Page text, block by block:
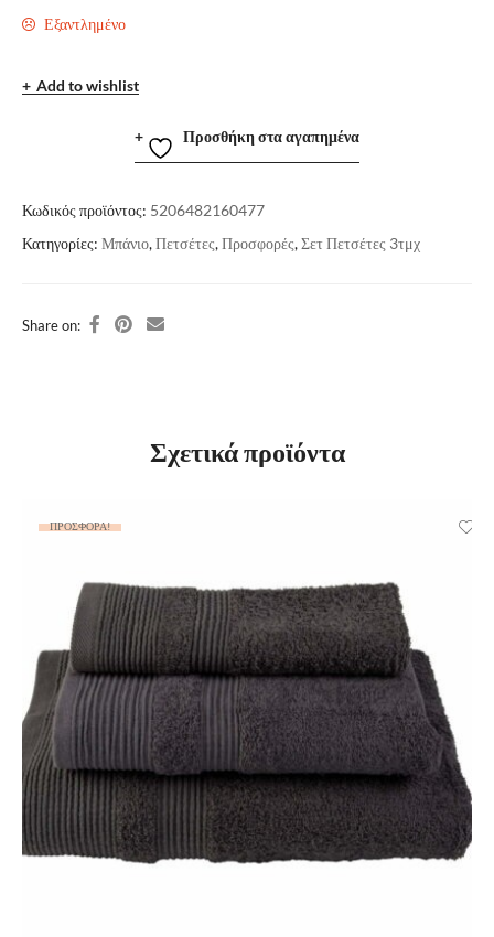
Εξαντλημένο
Add to wishlist
Προσθήκη στα αγαπημένα
Κωδικός προϊόντος: 5206482160477
Κατηγορίες: Μπάνιο,Πετσέτες,Προσφορές,Σετ Πετσέτες 3τμχ
Share on:
Σχετικά προϊόντα
ΠΡΟΣΦΟΡΆ!